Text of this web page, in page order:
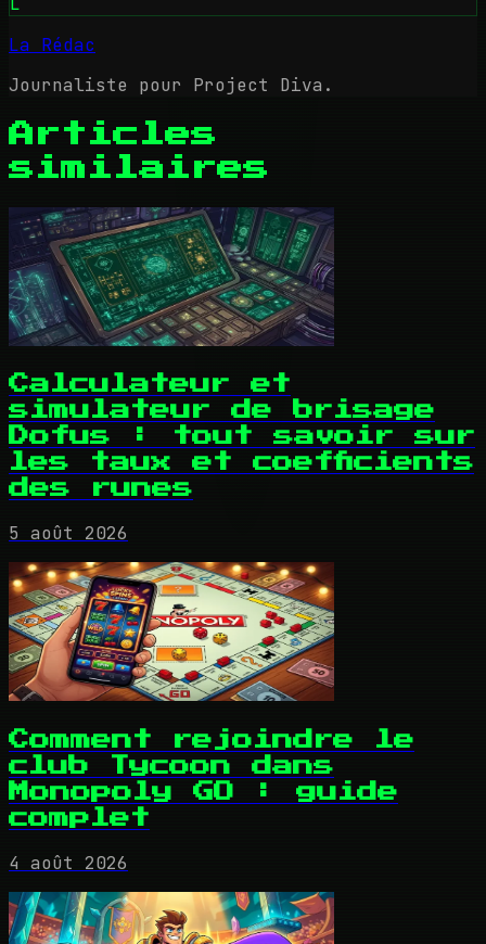
La Rédac
Journaliste pour Project Diva.
Articles
similaires
Calculateur et
simulateur de brisage
Dofus : tout savoir sur
les taux et coefficients
des runes
5 août 2026
Comment rejoindre le
club Tycoon dans
Monopoly GO : guide
complet
4 août 2026